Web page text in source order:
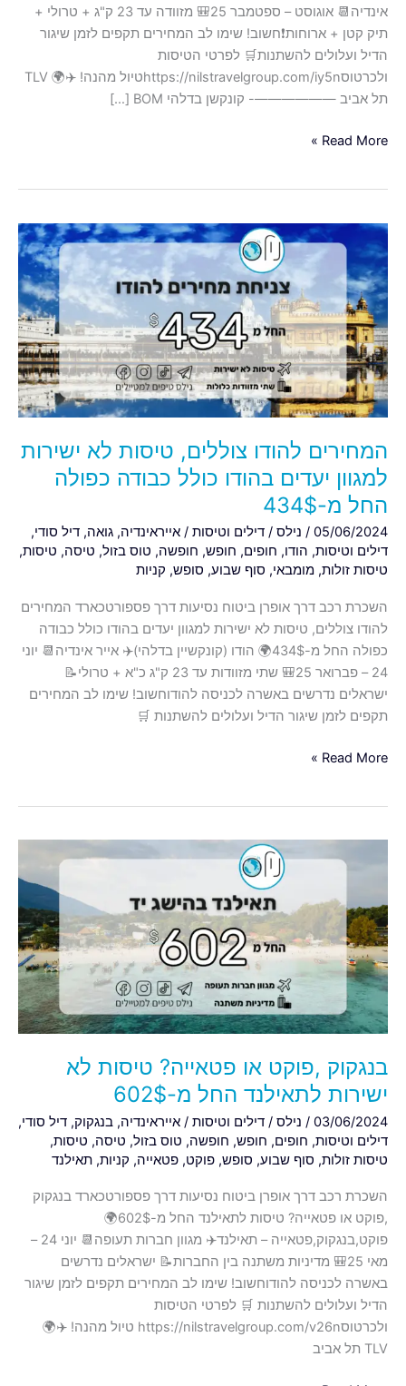
אינדיה📆 אוגוסט – ספטמבר 25🎒 מזוודה עד 23 ק"ג + טרולי +
תיק קטן + ארוחות❗️חשוב! שימו לב המחירים תקפים לזמן שיגור
הדיל ועלולים להשתנות🛒 לפרטי הטיסות
ולכרטוסhttps://nilstravelgroup.com/iy5nטיול מהנה! ✈️🌍 TLV
תל אביב ——————- קונקשן בדלהי BOM […]
Read More »
המחירים להודו צוללים, טיסות לא ישירות
למגוון יעדים בהודו כולל כבודה כפולה
החל מ-434$
05/06/2024
/נילס/דילים וטיסות/אייראינדיה,גואה,דיל סודי,
דילים וטיסות,הודו,חופים,חופש,חופשה,טוס בזול,טיסה,טיסות,
טיסות זולות,מומבאי,סוף שבוע,סופש,קניות
השכרת רכב דרך אופרן ביטוח נסיעות דרך פספורטכארד המחירים
להודו צוללים, טיסות לא ישירות למגוון יעדים בהודו כולל כבודה
כפולה החל מ-434$🌍 הודו (קונקשיין בדלהי)✈️ אייר אינדיה📆 יוני
24 – פברואר 25🎒 שתי מזוודות עד 23 ק"ג כ"א + טרולי📝
ישראלים נדרשים באשרה לכניסה להודוחשוב! שימו לב המחירים
תקפים לזמן שיגור הדיל ועלולים להשתנות 🛒
המחירים
להודו
צוללים,
טיסות
לא
ישירות
למגוון
יעדים
בהודו
כבודה
כפולה
מ-434$
Read More »
בנגקוק ,פוקט או פטאייה? טיסות לא
ישירות לתאילנד החל מ-602$
03/06/2024
/נילס/דילים וטיסות/אייראינדיה,בנגקוק,דיל סודי,
דילים וטיסות,חופים,חופש,חופשה,טוס בזול,טיסה,טיסות,
טיסות זולות,סוף שבוע,סופש,פוקט,פטאייה,קניות,תאילנד
השכרת רכב דרך אופרן ביטוח נסיעות דרך פספורטכארד בנגקוק
,פוקט או פטאייה? טיסות לתאילנד החל מ-602$🌍
פוקט,בנגקוק,פטאייה – תאילנד✈️ מגוון חברות תעופה📆 יוני 24 –
מאי 25🎒 מדיניות משתנה בין החברות📝 ישראלים נדרשים
באשרה לכניסה להודוחשוב! שימו לב המחירים תקפים לזמן שיגור
הדיל ועלולים להשתנות 🛒 לפרטי הטיסות
ולכרטוסhttps://nilstravelgroup.com/v26n טיול מהנה! ✈️🌍
TLV תל אביב
פטאייה?
טיסות
לא
ישירות
לתאילנד
החל